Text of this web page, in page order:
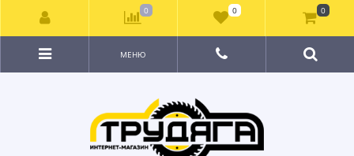
МЕНЮ
0 0 0